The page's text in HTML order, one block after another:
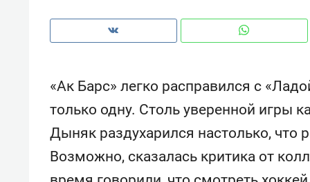
«Ак Барс» легко расправился с
только одну. Столь уверенной игры
Дыняк раздухарился настолько, что
Возможно, сказалась критика от
Как ГК «МИР ГРУПП» и ВТБ
создают оазис жилого
комфорта под Казанью
150
ID